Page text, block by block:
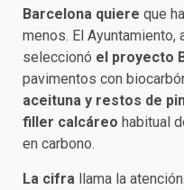
Barcelona quiere que
menos. El Ayuntamiento,
seleccionó el proyecto
pavimentos con
aceituna y restos de
filler calcáreo habitual
en carbono.
La cifra llama la